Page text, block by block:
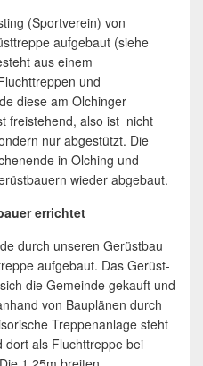
(Sportverein) von
aufgebaut (siehe
aus einem
und
diese am Olchinger
freistehend, also ist nicht
nur abgestützt. Die
in Olching und
wieder abgebaut.
errichtet
durch unseren Gerüstbau
aufgebaut. Das Gerüst-
die Gemeinde gekauft und
von Bauplänen durch
Treppenanlage steht
dort als Fluchttreppe bei